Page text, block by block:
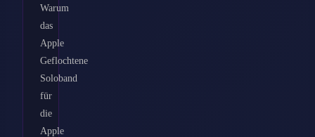
Warum
das
Apple
Geflochtene
Soloband
für
die
Apple